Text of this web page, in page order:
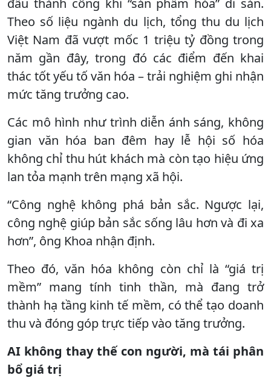
đầu thành công khi “sản phẩm hóa” di sản.
Theo số liệu ngành du lịch, tổng thu du lịch
Việt Nam đã vượt mốc 1 triệu tỷ đồng trong
năm gần đây, trong đó các điểm đến khai
thác tốt yếu tố văn hóa – trải nghiệm ghi nhận
mức tăng trưởng cao.
Các mô hình như trình diễn ánh sáng, không
gian văn hóa ban đêm hay lễ hội số hóa
không chỉ thu hút khách mà còn tạo hiệu ứng
lan tỏa mạnh trên mạng xã hội.
“Công nghệ không phá bản sắc. Ngược lại,
công nghệ giúp bản sắc sống lâu hơn và đi xa
hơn”, ông Khoa nhận định.
Theo đó, văn hóa không còn chỉ là “giá trị
mềm” mang tính tinh thần, mà đang trở
thành hạ tầng kinh tế mềm, có thể tạo doanh
thu và đóng góp trực tiếp vào tăng trưởng.
AI không thay thế con người, mà tái phân
bổ giá trị